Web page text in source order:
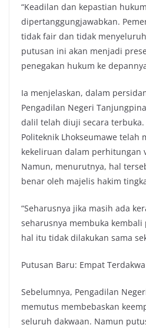
“Keadilan dan kepastian
dipertanggungjawabkan.
tidak fair dan tidak
putusan ini akan menjadi
penegakan hukum ke
Ia menjelaskan, dalam
Pengadilan Negeri
dalil telah diuji secara
Politeknik Lhokseumawe telah
kekeliruan dalam perhitungan
Namun, menurutnya, hal
benar oleh majelis hakim
“Seharusnya jika masih ada
seharusnya membuka
hal itu tidak dilakukan sama
Putusan Baru: Empat
Sebelumnya, Pengadilan
memutus membebaskan
seluruh dakwaan. Namun